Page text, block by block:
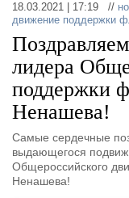
18.03.2021 | 17:19 //
движение поддержки
лидера
поддержки
Ненашева!
Самые сердечные
выдающегося
Общероссийского
Ненашева!